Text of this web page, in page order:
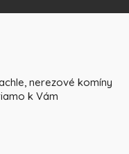
nerezové komíny
k Vám